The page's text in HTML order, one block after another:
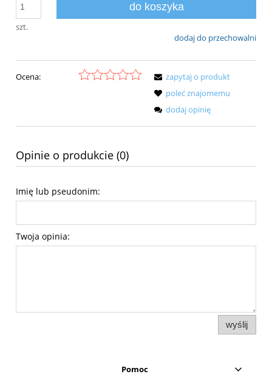
szt.
do koszyka
dodaj do przechowalni
Ocena:
zapytaj o produkt
poleć znajomemu
dodaj opinię
Opinie o produkcie (0)
Imię lub pseudonim:
Twoja opinia:
wyślij
Pomoc